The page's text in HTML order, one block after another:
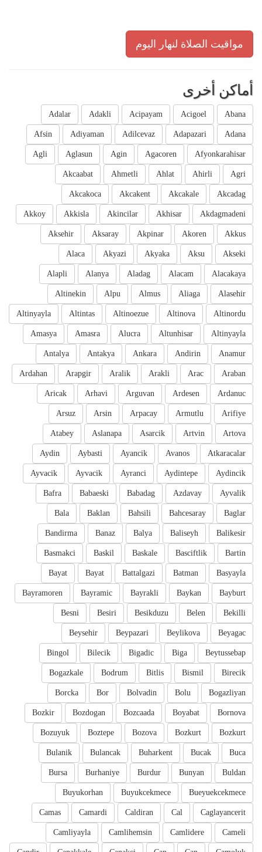
مواقيت الصلاة لنهار اليوم
أماكن أخرى
Abana
Acigoel
Acipayam
Adakli
Adalar
Adana
Adapazari
Adilcevaz
Adiyaman
Afsin
Afyonkarahisar
Agacoren
Agin
Aglasun
Agli
Agri
Ahirli
Ahlat
Ahmetli
Akcaabat
Akcadag
Akcakale
Akcakent
Akcakoca
Akdagmadeni
Akhisar
Akincilar
Akkisla
Akkoy
Akkus
Akoren
Akpinar
Aksaray
Aksehir
Akseki
Aksu
Akyaka
Akyazi
Alaca
Alacakaya
Alacam
Aladag
Alanya
Alapli
Alasehir
Aliaga
Almus
Alpu
Altinekin
Altinordu
Altinova
Altinoezue
Altintas
Altinyayla
Altinyayla
Altunhisar
Alucra
Amasra
Amasya
Anamur
Andirin
Ankara
Antakya
Antalya
Araban
Arac
Arakli
Aralik
Arapgir
Ardahan
Ardanuc
Ardesen
Arguvan
Arhavi
Aricak
Arifiye
Armutlu
Arpacay
Arsin
Arsuz
Artova
Artvin
Asarcik
Aslanapa
Atabey
Atkaracalar
Avanos
Ayancik
Aybasti
Aydin
Aydincik
Aydintepe
Ayranci
Ayvacik
Ayvacik
Ayvalik
Azdavay
Babadag
Babaeski
Bafra
Baglar
Bahcesaray
Bahsili
Baklan
Bala
Balikesir
Baliseyh
Balya
Banaz
Bandirma
Bartin
Basciftlik
Baskale
Baskil
Basmakci
Basyayla
Batman
Battalgazi
Bayat
Bayat
Bayburt
Baykan
Bayrakli
Bayramic
Bayramoren
Bekilli
Belen
Besikduzu
Besiri
Besni
Beyagac
Beylikova
Beypazari
Beysehir
Beytussebap
Biga
Bigadic
Bilecik
Bingol
Birecik
Bismil
Bitlis
Bodrum
Bogazkale
Bogazliyan
Bolu
Bolvadin
Bor
Borcka
Bornova
Boyabat
Bozcaada
Bozdogan
Bozkir
Bozkurt
Bozkurt
Bozova
Boztepe
Bozuyuk
Buca
Bucak
Buharkent
Bulancak
Bulanik
Buldan
Bunyan
Burdur
Burhaniye
Bursa
Bueyuekcekmece
Buyukcekmece
Buyukorhan
Caglayancerit
Cal
Caldiran
Camardi
Camas
Cameli
Camlidere
Camlihemsin
Camliyayla